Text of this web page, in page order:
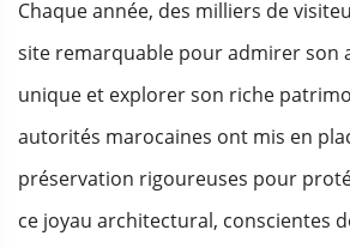
Chaque année, des milliers de
site remarquable pour admirer son
unique et explorer son riche
autorités marocaines ont mis en
préservation rigoureuses pour
ce joyau architectural, conscientes